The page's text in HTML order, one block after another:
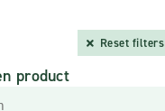
Reset filters
product